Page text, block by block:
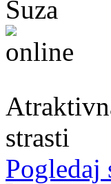
Suza
strasti
Pogledaj